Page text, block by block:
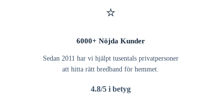
⭐
6000+ Nöjda Kunder
Sedan 2011 har vi hjälpt tusentals privatpersoner
att hitta rätt bredband för hemmet.
4.8/5 i betyg